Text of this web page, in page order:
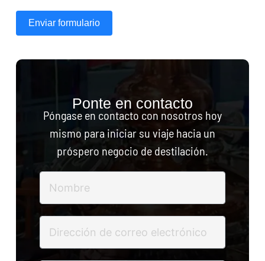
Enviar formulario
Ponte en contacto
Póngase en contacto con nosotros hoy
mismo para iniciar su viaje hacia un
próspero negocio de destilación.